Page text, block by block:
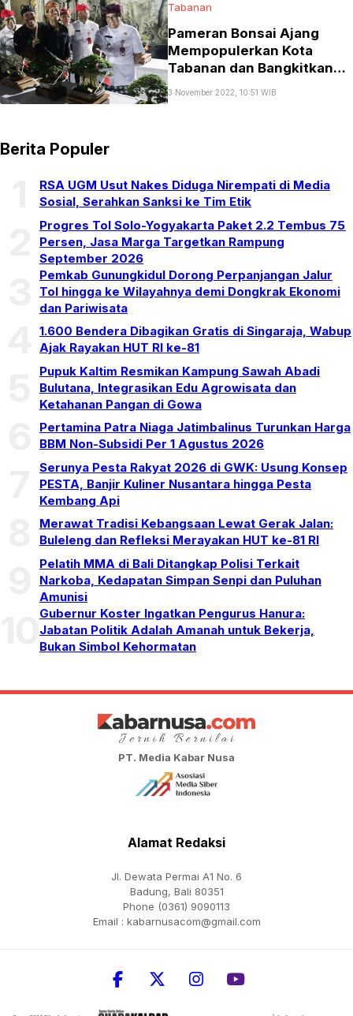
Tabanan
Pameran Bonsai Ajang
Mempopulerkan Kota
Tabanan dan Bangkitkan
Perekonomian
3 November 2022, 10:51 WIB
Berita Populer
RSA UGM Usut Nakes Diduga Nirempati di Media
Sosial, Serahkan Sanksi ke Tim Etik
Progres Tol Solo-Yogyakarta Paket 2.2 Tembus 75
Persen, Jasa Marga Targetkan Rampung
September 2026
Pemkab Gunungkidul Dorong Perpanjangan Jalur
Tol hingga ke Wilayahnya demi Dongkrak Ekonomi
dan Pariwisata
1.600 Bendera Dibagikan Gratis di Singaraja, Wabup
Ajak Rayakan HUT RI ke-81
Pupuk Kaltim Resmikan Kampung Sawah Abadi
Bulutana, Integrasikan Edu Agrowisata dan
Ketahanan Pangan di Gowa
Pertamina Patra Niaga Jatimbalinus Turunkan Harga
BBM Non-Subsidi Per 1 Agustus 2026
Serunya Pesta Rakyat 2026 di GWK: Usung Konsep
PESTA, Banjir Kuliner Nusantara hingga Pesta
Kembang Api
Merawat Tradisi Kebangsaan Lewat Gerak Jalan:
Buleleng dan Refleksi Merayakan HUT ke-81 RI
Pelatih MMA di Bali Ditangkap Polisi Terkait
Narkoba, Kedapatan Simpan Senpi dan Puluhan
Amunisi
Gubernur Koster Ingatkan Pengurus Hanura:
Jabatan Politik Adalah Amanah untuk Bekerja,
Bukan Simbol Kehormatan
PT. Media Kabar Nusa
Alamat Redaksi
Jl. Dewata Permai A1 No. 6
Badung, Bali 80351
Phone (0361) 9090113
Email : kabarnusacom@gmail.com